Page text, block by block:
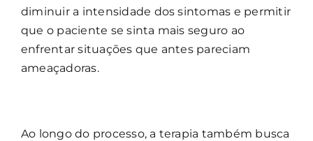
diminuir a intensidade dos sintomas e permitir
que o paciente se sinta mais seguro ao
enfrentar situações que antes pareciam
ameaçadoras.
Ao longo do processo, a terapia também busca